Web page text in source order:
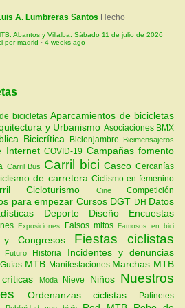
A. Lumbreras Santos Hecho
Abantos y Villalba. Sábado 11 de julio de 2026
por madrid · 4 weeks ago
bicicletasAparcamientos de bicicletas
y Urbanismo Asociaciones BMX
Bicicrítica Bicienjambre Bicimensajeros
InternetCOVID-19 Campañas fomento
Carril Bus Carril biciCascoCercanías
de carretera Ciclismo en femenino
Cicloturismo CineCompetición
para empezar Cursos DGT DH Datos
Deporte Diseño Encuestas
Exposiciones Falsos mitosFamosos en bici
y Congresos Fiestas ciclistas
Futuro Historia Incidentes y denuncias
MTB Manifestaciones Marchas MTB
Moda Nieve Niños Nuestros
Ordenanzas ciclistas Patinetes